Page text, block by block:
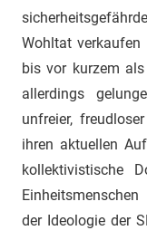
Wohltat verkaufen
bis vor kurzem
allerdings
unfreier,
ihren aktuellen
kollektivistische
der Ideologie der